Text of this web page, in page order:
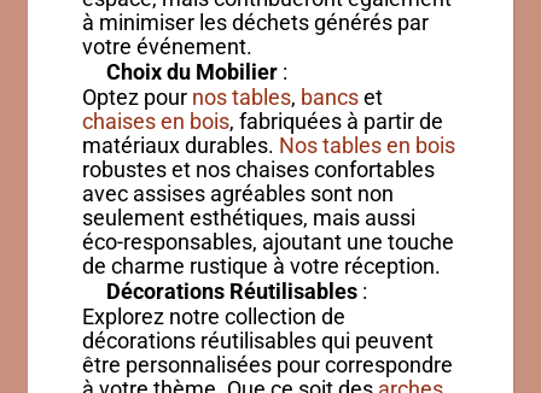
à minimiser les déchets générés par
votre événement.
Choix du Mobilier :
Optez pour nos tables, bancset
chaises en bois, fabriquées à partir de
matériaux durables. Nos tables en bois
robustes et nos chaises confortables
avec assises agréables sont non
seulement esthétiques, mais aussi
éco-responsables, ajoutant une touche
de charme rustique à votre réception.
Décorations Réutilisables :
Explorez notre collection de
décorations réutilisables qui peuvent
être personnalisées pour correspondre